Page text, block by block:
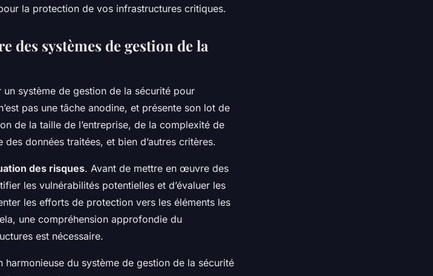
la protection de vos infrastructures critiques.
des systèmes de gestion de la
un système de gestion de la sécurité pour
pas une tâche anodine, et présente son lot de
de la taille de l’entreprise, de la complexité de
données traitées, et bien d’autres critères.
des risques. Avant de mettre en œuvre des
les vulnérabilités potentielles et d’évaluer les
les efforts de protection vers les éléments les
une compréhension approfondie du
est nécessaire.
harmonieuse du système de gestion de la sécurité